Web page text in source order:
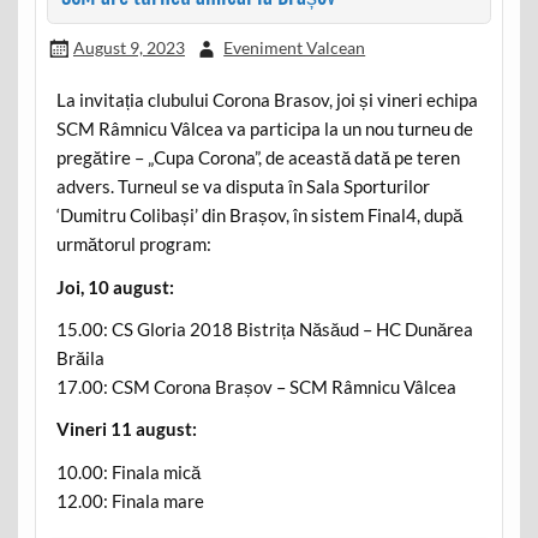
August 9, 2023 Eveniment Valcean
La invitația clubului Corona Brasov, joi și vineri echipa
SCM Râmnicu Vâlcea va participa la un nou turneu de
pregătire – „Cupa Corona”, de această dată pe teren
advers. Turneul se va disputa în Sala Sporturilor
‘Dumitru Colibași’ din Brașov, în sistem Final4, după
următorul program:
Joi, 10 august:
15.00: CS Gloria 2018 Bistrița Năsăud – HC Dunărea
Brăila
17.00: CSM Corona Brașov – SCM Râmnicu Vâlcea
Vineri 11 august:
10.00: Finala mică
12.00: Finala mare